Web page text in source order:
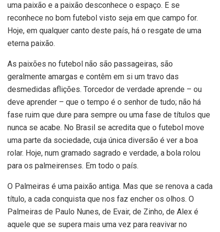
uma paixão e a paixão desconhece o espaço. E se
reconhece no bom futebol visto seja em que campo for.
Hoje, em qualquer canto deste país, há o resgate de uma
eterna paixão.
As paixões no futebol não são passageiras, são
geralmente amargas e contêm em si um travo das
desmedidas aflições. Torcedor de verdade aprende – ou
deve aprender – que o tempo é o senhor de tudo; não há
fase ruim que dure para sempre ou uma fase de títulos que
nunca se acabe. No Brasil se acredita que o futebol move
uma parte da sociedade, cuja única diversão é ver a boa
rolar. Hoje, num gramado sagrado e verdade, a bola rolou
para os palmeirenses. Em todo o país.
O Palmeiras é uma paixão antiga. Mas que se renova a cada
título, a cada conquista que nos faz encher os olhos. O
Palmeiras de Paulo Nunes, de Evair, de Zinho, de Alex é
aquele que se supera mais uma vez para reavivar no